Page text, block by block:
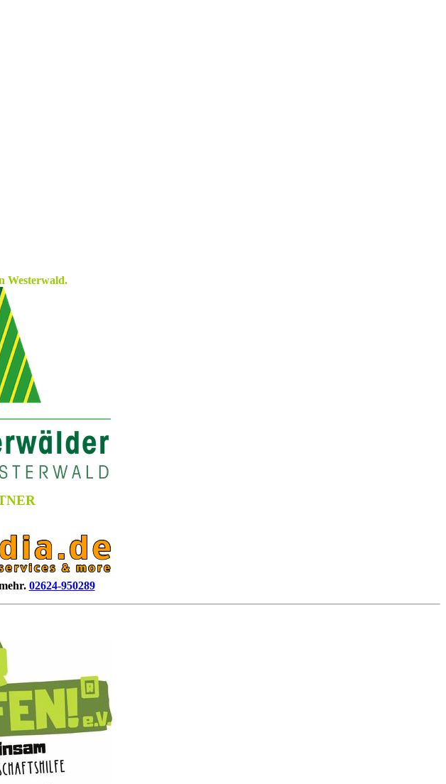
Westerwald.
02624-950289